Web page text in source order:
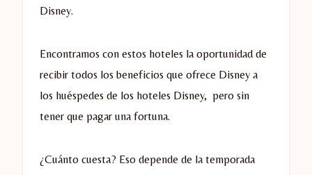
Disney.
Encontramos con estos hoteles la oportunidad de
recibir todos los beneficios que ofrece Disney a
los huéspedes de los hoteles Disney, pero sin
tener que pagar una fortuna.
¿Cuánto cuesta? Eso depende de la temporada